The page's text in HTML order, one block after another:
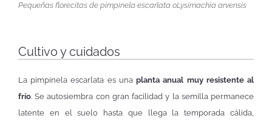
Pequeñas florecitas de pimpinela escarlata oLysimachia arvensis
Cultivo y cuidados
La pimpinela escarlata es unaplanta anual muy resistente al
frío. Se autosiembra con gran facilidad y la semilla permanece
latente en el suelo hasta que llega la temporada cálida,